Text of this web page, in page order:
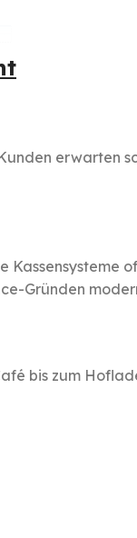
erwarten
Kassensysteme
Gründen
bis zum